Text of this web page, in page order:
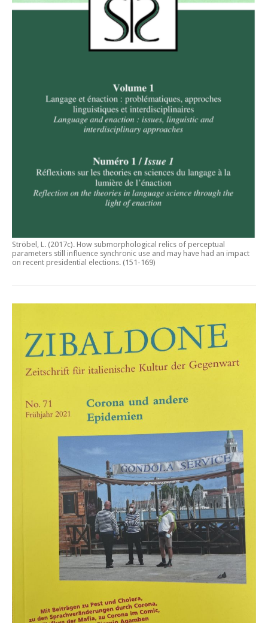
Ströbel, L. (2017c). How submorphological relics of perceptual
parameters still influence synchronic use and may have had an impact
on recent presidential elections. (151-169)